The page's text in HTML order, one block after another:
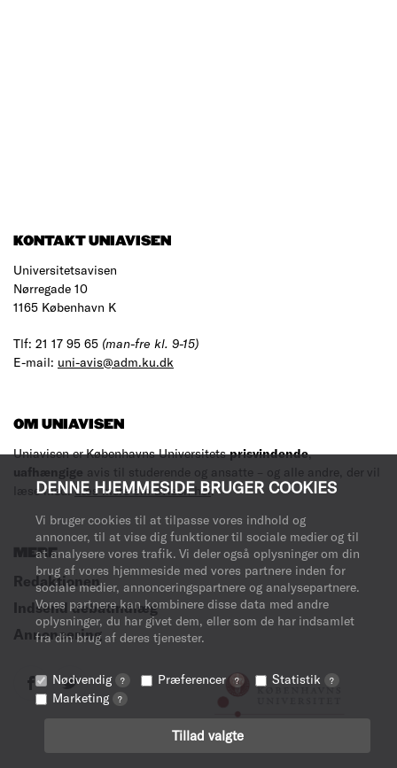
DENNE HJEMMESIDE BRUGER COOKIES
Vi bruger cookies til at tilpasse vores indhold og
annoncer, til at vise dig funktioner til sociale medier og til
at analysere vores trafik. Vi deler også oplysninger om din
brug af vores hjemmeside med vores partnere inden for
sociale medier, annonceringspartnere og analysepartnere.
Vores partnere kan kombinere disse data med andre
oplysninger, du har givet dem, eller som de har indsamlet
fra din brug af deres tjenester.
Nødvendig ? Præferencer ? Statistik ?
Marketing ?
Tillad valgte
KONTAKT UNIAVISEN
Universitetsavisen
Nørregade 10
1165 København K
Tlf: 21 17 95 65 (man-fre kl. 9-15)
E-mail: uni-avis@adm.ku.dk
OM UNIAVISEN
Uniavisen er Københavns Universitetsprisvindende,
uafhængige avis til studerende og ansatte – og alle andre, der vil
læse med.Læs mere om avisen her.
MERE
Redaktionen
Indsend debatindlæg
Annoncering